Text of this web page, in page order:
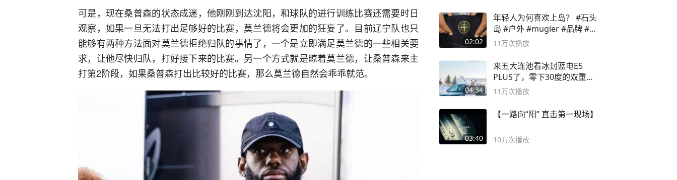
可是，现在桑普森的状态成迷，他刚刚到达沈阳，和球队的进行训练比赛还需要时日
观察，如果一旦无法打出足够好的比赛，莫兰德将会更加的狂妄了。目前辽宁队也只
能够有两种方法面对莫兰德拒绝归队的事情了，一个是立即满足莫兰德的一些相关要
求，让他尽快归队，打好接下来的比赛。另一个方式就是晾着莫兰德，让桑普森来主
打第2阶段，如果桑普森打出比较好的比赛，那么莫兰德自然会乖乖就范。
02:02
年轻人为何喜欢上岛？ #石头
岛 #户外 #mugler #品牌 #足
球流氓
11万次播放
04:34
来五大连池看冰封蓝电E5
PLUS了，零下30度的双重冰
封40小时全录
11万次播放
03:40
【一路向“阳” 直击第一现场】
10万次播放